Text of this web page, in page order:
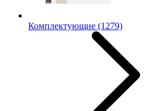
Комплектующие (1279)